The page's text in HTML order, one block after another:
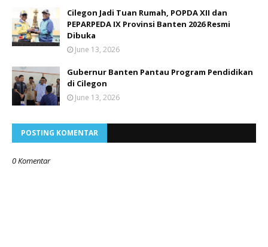
Cilegon Jadi Tuan Rumah, POPDA XII dan
PEPARPEDA IX Provinsi Banten 2026 Resmi
Dibuka
June 13, 2026
Gubernur Banten Pantau Program Pendidikan
di Cilegon
June 13, 2026
POSTING KOMENTAR
0 Komentar